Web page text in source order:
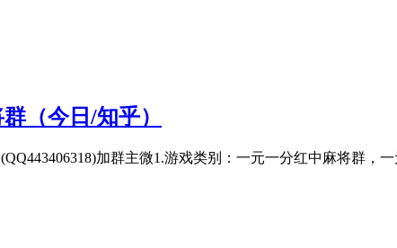
（今日/知乎）
加群主微1.游戏类别：一元一分红中麻将群，